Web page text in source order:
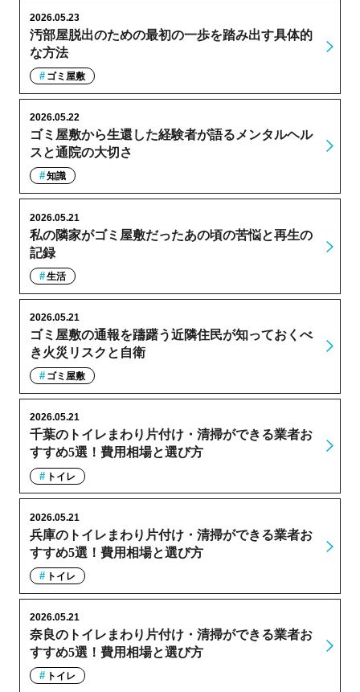
汚部屋脱出のための最初の一歩を踏み出す具体的
な方法
2026.05.23
ゴミ屋敷
ゴミ屋敷から生還した経験者が語るメンタルヘル
スと通院の大切さ
2026.05.22
知識
私の隣家がゴミ屋敷だったあの頃の苦悩と再生の
記録
2026.05.21
生活
ゴミ屋敷の通報を躊躇う近隣住民が知っておくべ
き火災リスクと自衛
2026.05.21
ゴミ屋敷
千葉のトイレまわり片付け・清掃ができる業者お
すすめ5選！費用相場と選び方
2026.05.21
トイレ
兵庫のトイレまわり片付け・清掃ができる業者お
すすめ5選！費用相場と選び方
2026.05.21
トイレ
奈良のトイレまわり片付け・清掃ができる業者お
すすめ5選！費用相場と選び方
2026.05.21
トイレ